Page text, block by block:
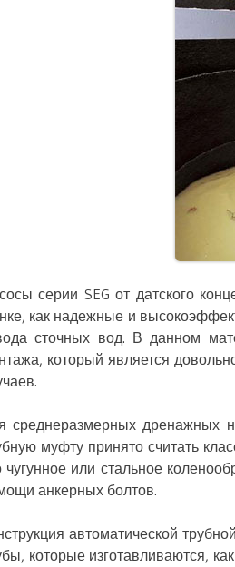
серии SEG от датского
как надежные и
сточных вод. В данном
который является
среднеразмерных дренажных
муфту принято считать
чугунное или стальное
анкерных болтов.
автоматической
которые изготавливаются,